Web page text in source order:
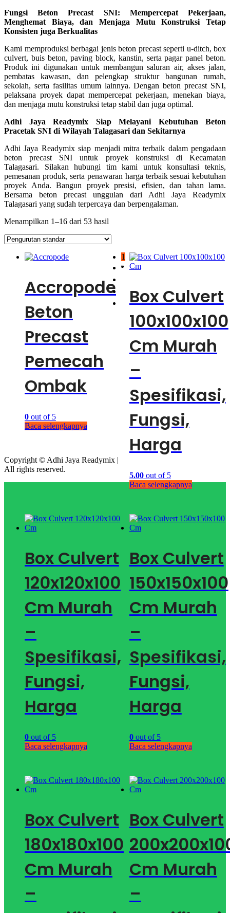
Fungsi Beton Precast SNI: Mempercepat Pekerjaan,
Menghemat Biaya, dan Menjaga Mutu Konstruksi Tetap
Konsisten juga Berkualitas
Kami memproduksi berbagai jenis beton precast seperti u-ditch, box
culvert, buis beton, paving block, kanstin, serta pagar panel beton.
Produk ini digunakan untuk membangun saluran air, akses jalan,
pembatas kawasan, dan pelengkap struktur bangunan rumah,
sekolah, serta fasilitas umum lainnya. Dengan beton precast SNI,
pelaksana proyek dapat mempercepat pekerjaan, menekan biaya,
dan menjaga mutu konstruksi tetap stabil dan juga optimal.
Adhi Jaya Readymix Siap Melayani Kebutuhan Beton
Pracetak SNI di Wilayah Talagasari dan Sekitarnya
Adhi Jaya Readymix siap menjadi mitra terbaik dalam pengadaan
beton precast SNI untuk proyek konstruksi di Kecamatan
Talagasari. Silakan hubungi tim kami untuk konsultasi teknis,
pemesanan produk, serta penawaran harga terbaik sesuai kebutuhan
proyek Anda. Bangun proyek presisi, efisien, dan tahan lama.
Bersama beton precast unggulan dari Adhi Jaya Readymix
Talagasari yang sudah terpercaya dan berpengalaman.
Menampilkan 1–16 dari 53 hasil
Accropode
Beton
Precast
Pemecah
Ombak
0 out of 5
Baca selengkapnya
Box Culvert
100x100x100
Cm Murah
–
Spesifikasi,
Fungsi,
Harga
5.00out of 5
Baca selengkapnya
Box Culvert
120x120x100
Cm Murah
–
Spesifikasi,
Fungsi,
Harga
0 out of 5
Baca selengkapnya
Box Culvert
150x150x100
Cm Murah
–
Spesifikasi,
Fungsi,
Harga
0out of 5
Baca selengkapnya
Box Culvert
180x180x100
Cm Murah
–
Box Culvert
Cm Murah
–
1
2
→
Copyright © Adhi Jaya Readymix |
All rights reserved.